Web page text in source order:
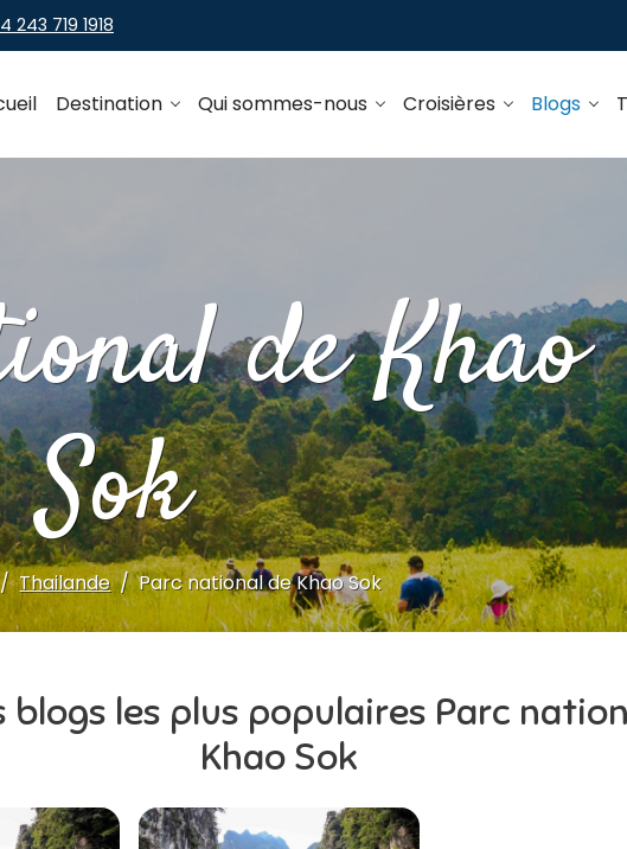
243 719 1918
Destination Qui sommes-nous Croisières Blogs
de Khao
Sok
Thailande Parc national de Khao Sok
blogs les plus populaires Parc
Khao Sok